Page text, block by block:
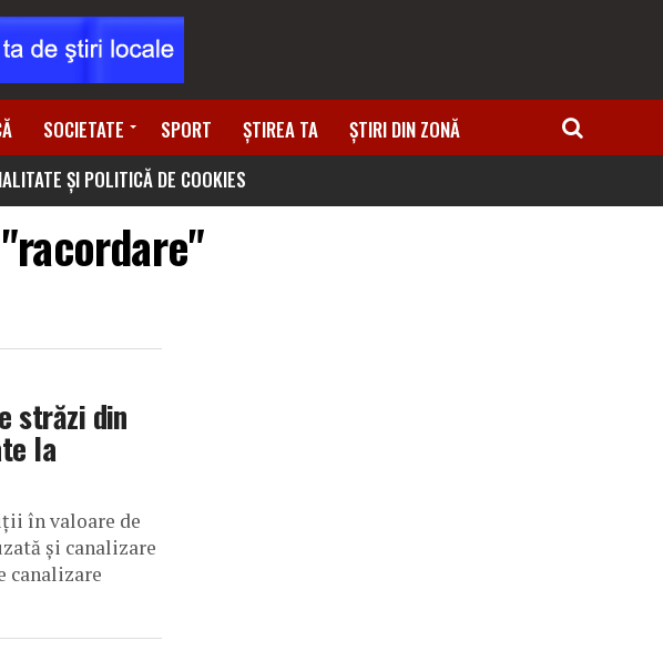
SOCIETATE SPORT ȘTIREA TA
ȘTIRI DIN ZONĂ
ȘI POLITICĂ DE COOKIES
străzi din
la
în valoare de
și canalizare
canalizare